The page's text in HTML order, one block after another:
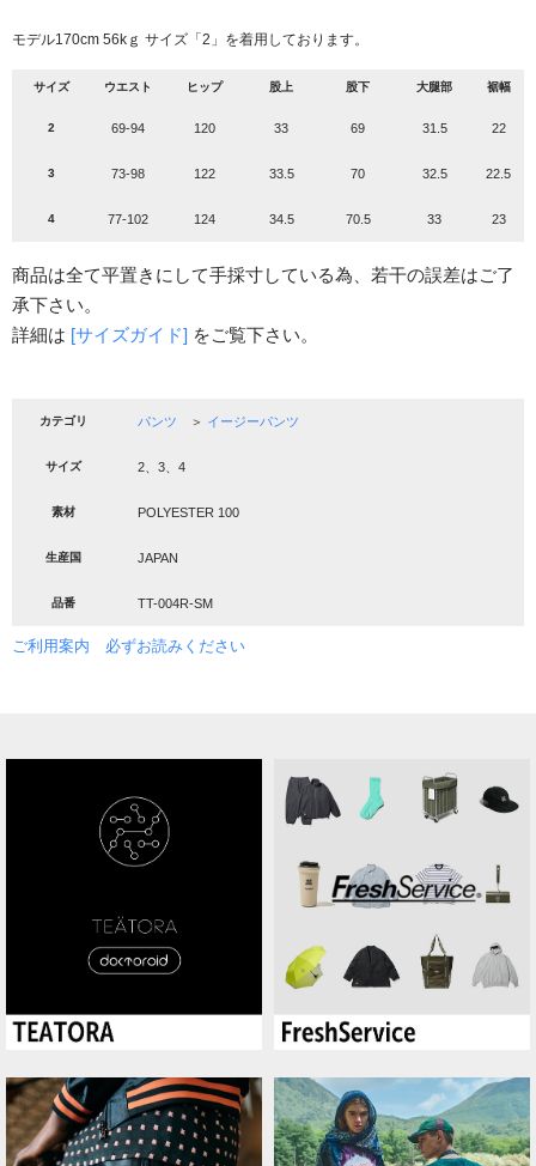
モデル170cm 56kｇ サイズ「2」を着用しております。
サイズ ウエスト ヒップ 股上 股下 大腿部 裾幅
2 69-94 120 33 69 31.5 22
3 73-98 122 33.5 70 32.5 22.5
4 77-102 124 34.5 70.5 33 23
商品は全て平置きにして手採寸している為、若干の誤差はご了
承下さい。
詳細は [サイズガイド] をご覧下さい。
カテゴリ パンツ ＞ イージーパンツ
サイズ 2、3、4
素材 POLYESTER 100
生産国 JAPAN
品番 TT-004R-SM
ご利用案内 必ずお読みください